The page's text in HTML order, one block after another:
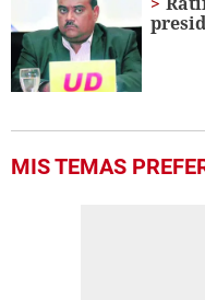
minutes,
59
seconds
MIS TEMAS